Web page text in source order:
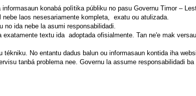
konabá polìtika públiku no pasu Governu Timor –
laos nesesariamente kompleta, exatu ou atulizada.
no ida nebe la asumi responsabilidadi.
textu ida adoptada ofisialmente. Tan ne'e mak
No entantu dadus balun ou informasaun kontida iha
tanbá problema nee. Governu la assume responsabilidadi